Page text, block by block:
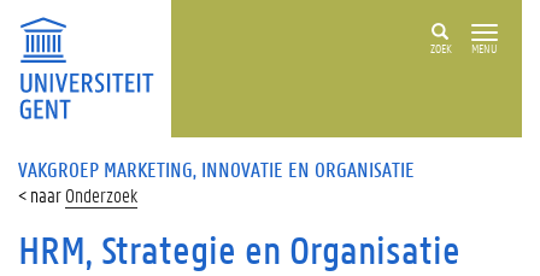
ZOEK MENU
VAKGROEP MARKETING, INNOVATIE EN ORGANISATIE
Onderzoek
HRM, Strategie en Organisatie